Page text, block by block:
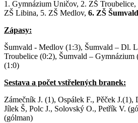
1. Gymnázium Uničov, 2. ZŠ
ZŠ Libina, 5. ZŠ Medlov, 6. ZŠ Šumvald
Zápasy:
Šumvald - Medlov (1:3), Šumvald – Dl.
Troubelice (0:2), Šumvald – Gymnázium
(1:0)
Sestava a počet vstřelených branek:
Zámečník J. (1), Ospálek F., Pěček
Jílek Š, Polc J., Solovský O., Petřík V.
(gólman)